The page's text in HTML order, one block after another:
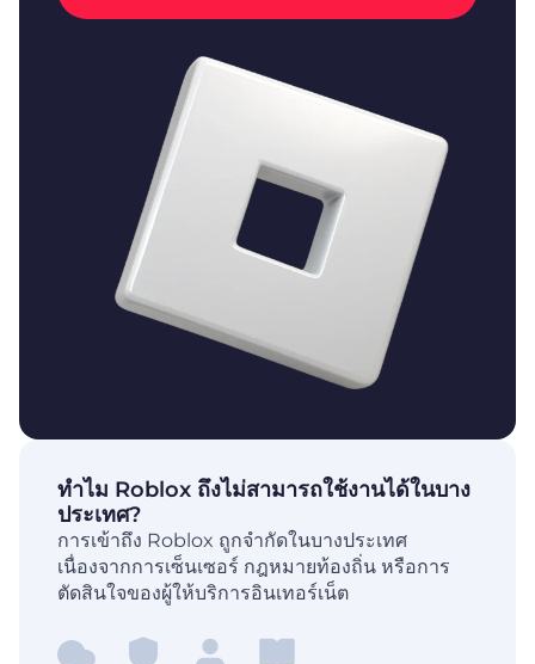
ทำไม Roblox ถึงไม่สามารถใช้งานได้ในบาง
ประเทศ?
การเข้าถึง Roblox ถูกจำกัดในบางประเทศ
เนื่องจากการเซ็นเซอร์ กฎหมายท้องถิ่น หรือการ
ตัดสินใจของผู้ให้บริการอินเทอร์เน็ต